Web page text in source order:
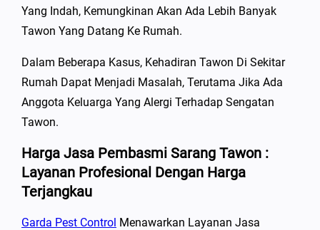
Yang Indah, Kemungkinan Akan Ada Lebih Banyak
Tawon Yang Datang Ke Rumah.
Dalam Beberapa Kasus, Kehadiran Tawon Di Sekitar
Rumah Dapat Menjadi Masalah, Terutama Jika Ada
Anggota Keluarga Yang Alergi Terhadap Sengatan
Tawon.
Harga Jasa Pembasmi Sarang Tawon :
Layanan Profesional Dengan Harga
Terjangkau
Garda Pest Control Menawarkan Layanan Jasa